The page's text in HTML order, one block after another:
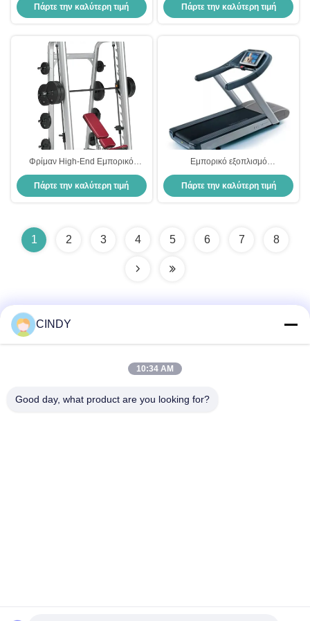
Πολυλειτουργικό εξοπλισμό
γυμναστηρίου Smith Machine
Πάρτε την καλύτερη τιμή
γυμναστήρια Unisex
Πάρτε την καλύτερη τιμή
Φρίμαν High-End Εμπορικό
γυμναστήριο Εξοπλισμός
γυμναστικής Πολυλειτουργικό
Σταθμό Δύναμης Rack Smith
Πάρτε την καλύτερη τιμή
Εμπορικό εξοπλισμό
γυμναστηρίου Κάρδιο εκπαίδευση
Περπάτημα Ηλεκτρικό
δρομολογητή Δρομολογητή στο
Πάρτε την καλύτερη τιμή
1 2 3 4 5 6 7 8
Κτίριο 10, Shuntai Plaza, Shunhua North Road, πόλη Jinan,
CINDY
10:34 AM
Good day, what product are you looking for?